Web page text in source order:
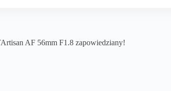
AF 56mm F1.8 zapowiedziany!